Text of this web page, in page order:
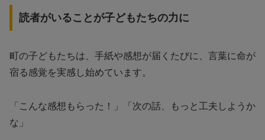
読者がいることが子どもたちの力に
町の子どもたちは、手紙や感想が届くたびに、言葉に命が
宿る感覚を実感し始めています。
「こんな感想もらった！」「次の話、もっと工夫しようか
な」